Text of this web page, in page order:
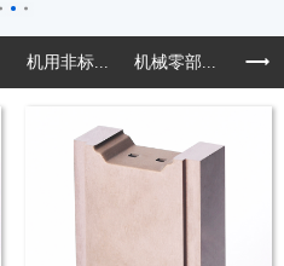
机用非标... 机械零部... 精密